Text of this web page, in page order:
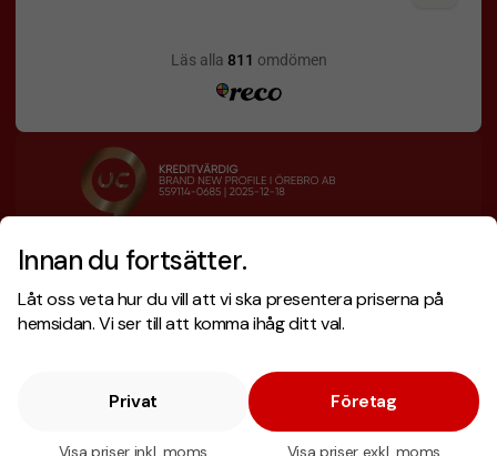
Innan du fortsätter.
Låt oss veta hur du vill att vi ska presentera priserna på
hemsidan. Vi ser till att komma ihåg ditt val.
Privat
Visa priser inkl. moms
Företag
Visa priser exkl. moms
Designskiss inom 1 h
Fri offert
Snabb leverans
Copyright © 2026 . Brand New Profile AB